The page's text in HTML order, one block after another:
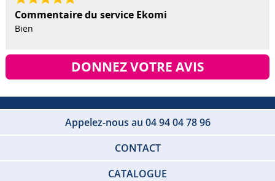
Commentaire du service Ekomi
Bien
DONNEZ VOTRE AVIS
Appelez-nous au 04 94 04 78 96
CONTACT
CATALOGUE